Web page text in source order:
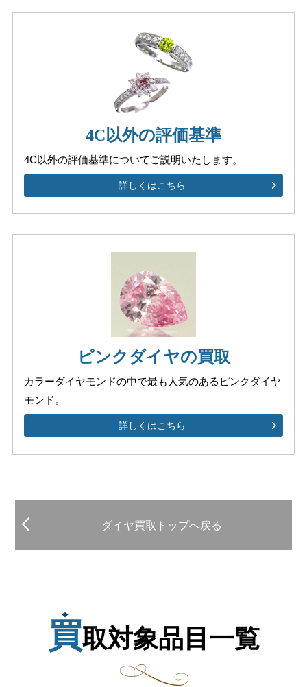
4C以外の評価基準
4C以外の評価基準について ご説明いたします。
詳しくはこちら
ピンクダイヤの買取
カラーダイヤモンドの中で最も人気のあるピンクダイヤ
モンド。
詳しくはこちら
ダイヤ買取トップへ戻る
買取対象品目一覧